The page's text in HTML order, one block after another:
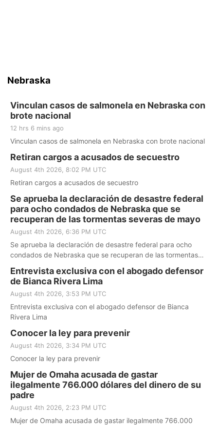
Nebraska
Vinculan casos de salmonela en Nebraska con
brote nacional
12 hrs 6 mins ago
Vinculan casos de salmonela en Nebraska con brote nacional
Retiran cargos a acusados de secuestro
August 4th 2026, 8:02 PM UTC
Retiran cargos a acusados de secuestro
Se aprueba la declaración de desastre federal
para ocho condados de Nebraska que se
recuperan de las tormentas severas de mayo
August 4th 2026, 6:36 PM UTC
Se aprueba la declaración de desastre federal para ocho
condados de Nebraska que se recuperan de las tormentas
Entrevista exclusiva con el abogado defensor
de Bianca Rivera Lima
August 4th 2026, 3:53 PM UTC
Entrevista exclusiva con el abogado defensor de Bianca
Rivera Lima
Conocer la ley para prevenir
August 4th 2026, 3:34 PM UTC
Conocer la ley para prevenir
Mujer de Omaha acusada de gastar
ilegalmente 766.000 dólares del dinero de su
padre
August 4th 2026, 2:23 PM UTC
Mujer de Omaha acusada de gastar ilegalmente 766.000